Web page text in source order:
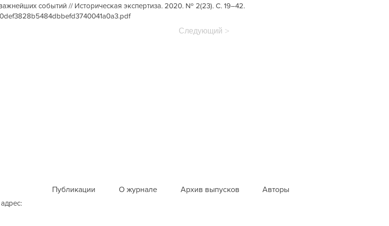
событий // Историческая экспертиза. 2020. № 2(23). С. 19–42.
Следующий >
Публикации О журнале Архив выпусков
Авторы